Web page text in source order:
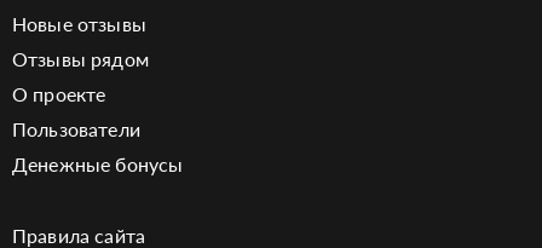
Новые отзывы
Отзывы рядом
О проекте
Пользователи
Денежные бонусы
Правила сайта